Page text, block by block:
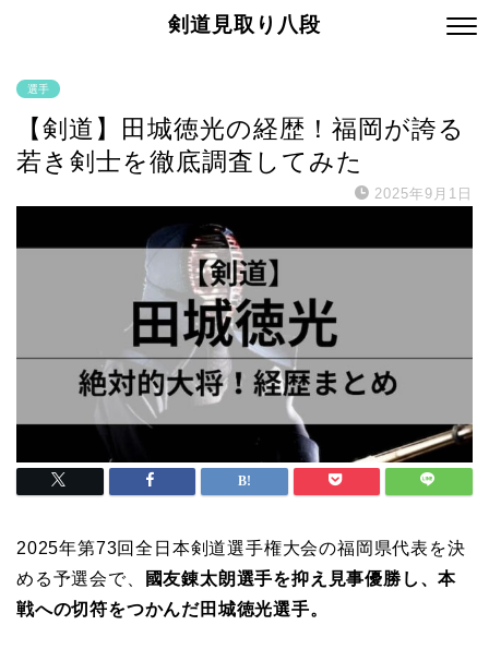
剣道見取り八段
選手
【剣道】田城徳光の経歴！福岡が誇る
若き剣士を徹底調査してみた
2025年9月1日
2025年第73回全日本剣道選手権大会の福岡県代表を決
める予選会で、
國友錬太朗選手を抑え見事優勝し、本
戦への切符をつかんだ田城徳光選手。